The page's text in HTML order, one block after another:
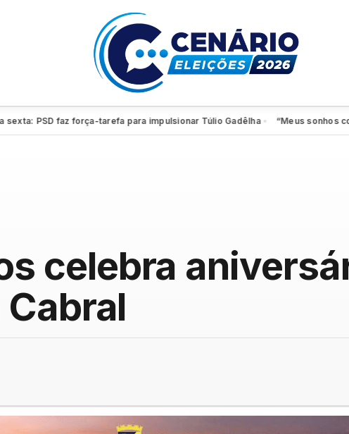
PSD faz força-tarefa para impulsionar Túlio Gadêlha● “Meus sonhos
celebra